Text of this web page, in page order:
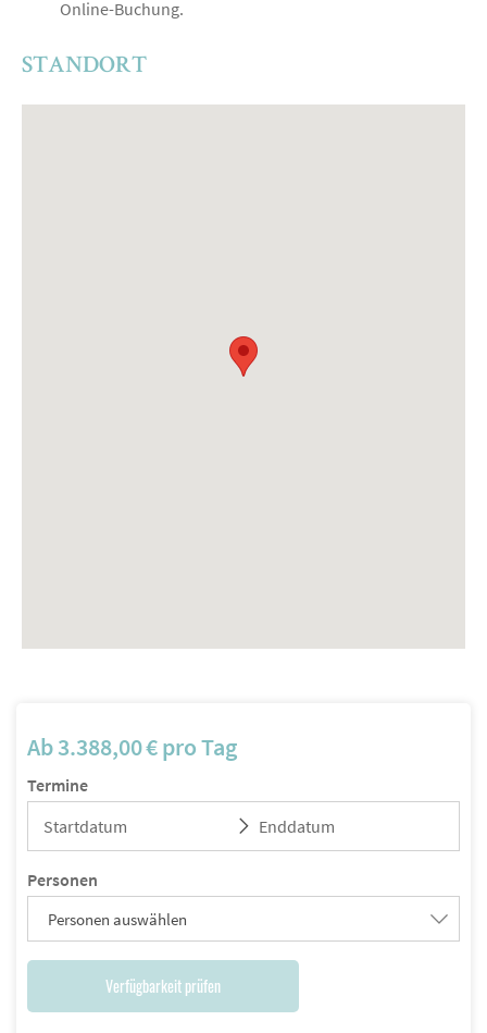
Online-Buchung.
STANDORT
Ab3.388,00€pro Tag
Termine
Personen
Personen auswählen
Verfügbarkeit prüfen